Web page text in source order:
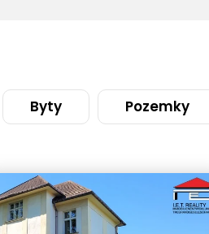
Byty Pozemky